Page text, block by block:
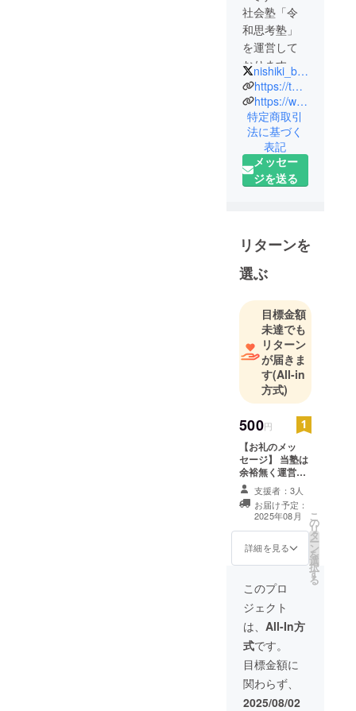
社会塾「令
和思考塾」
を運営して
おります。 nishiki_bee
https://thinkcoach.web.fc2.com
https://www.instagram.com/nishiki_bee
特定商取引
法に基づく
表記
メッセー
ジを送る
リターンを
選ぶ
目標金額
未達でも
リターン
が届きま
す(All-in
方式)
500円
【お礼のメッ
セージ】 当塾は
余裕無く運営し
ているため、 申
し訳ございませ
んが、物品等に
よる返礼はござ
いませんが、 ご
支援者皆様には
お送らせていた
だきます。 ま
た、当塾に多く
の相談・お問い
合わせがありま
した場合、 もし
支援様が当塾に
頼ることがあり
ましたら優先的
にご対応をさせ
支援者：3人
お届け予定：
2025年08月
詳細を見る
こ
の
リ
タ
ー
ン
を
選
択
す
る
このプロ
ジェクト
は、 All-In方
式です。
目標金額に
関わらず、
2025/08/02